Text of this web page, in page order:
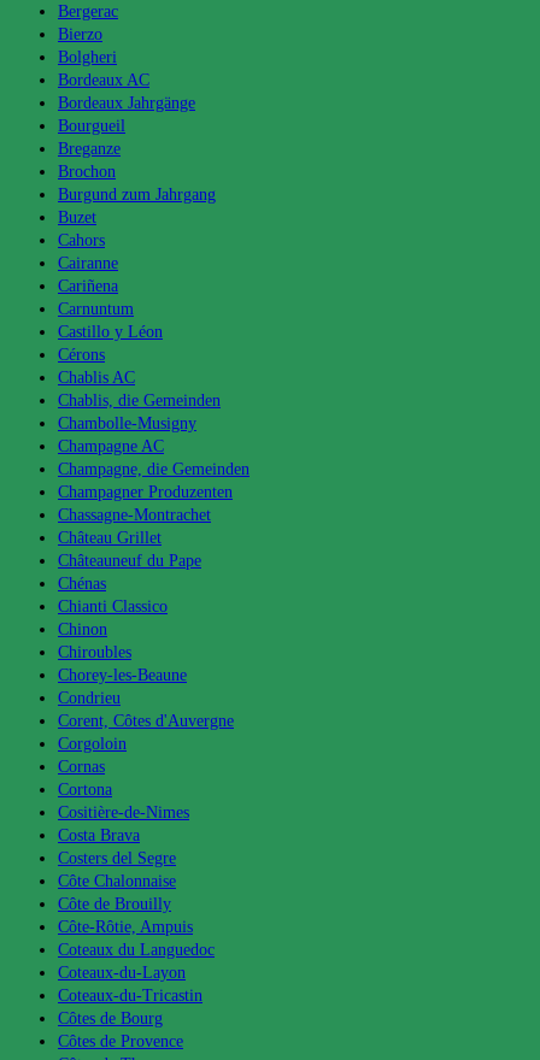
Bergerac
Bierzo
Bolgheri
Bordeaux AC
Bordeaux Jahrgänge
Bourgueil
Breganze
Brochon
Burgund zum Jahrgang
Buzet
Cahors
Cairanne
Cariñena
Carnuntum
Castillo y Léon
Cérons
Chablis AC
Chablis, die Gemeinden
Chambolle-Musigny
Champagne AC
Champagne, die Gemeinden
Champagner Produzenten
Chassagne-Montrachet
Château Grillet
Châteauneuf du Pape
Chénas
Chianti Classico
Chinon
Chiroubles
Chorey-les-Beaune
Condrieu
Corent, Côtes d'Auvergne
Corgoloin
Cornas
Cortona
Cositière-de-Nimes
Costa Brava
Costers del Segre
Côte Chalonnaise
Côte de Brouilly
Côte-Rôtie, Ampuis
Coteaux du Languedoc
Coteaux-du-Layon
Coteaux-du-Tricastin
Côtes de Bourg
Côtes de Provence